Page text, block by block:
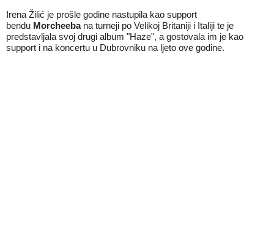
Irena Žilić je prošle godine nastupila kao support
bendu Morcheeba na turneji po Velikoj Britaniji i Italiji te je
predstavljala svoj drugi album "Haze", a gostovala im je kao
support i na koncertu u Dubrovniku na ljeto ove godine.